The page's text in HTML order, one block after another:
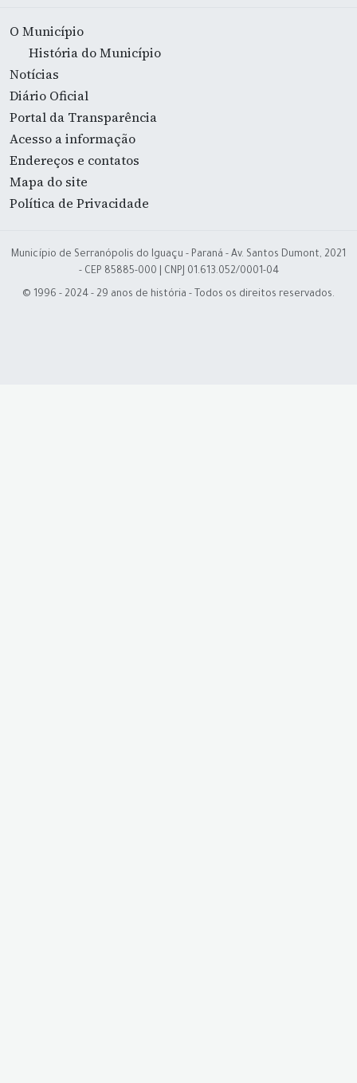
O Município
História do Município
Notícias
Diário Oficial
Portal da Transparência
Acesso a informação
Endereços e contatos
Mapa do site
Política de Privacidade
Município de Serranópolis do Iguaçu - Paraná - Av. Santos Dumont, 2021
- CEP 85885-000 | CNPJ 01.613.052/0001-04
© 1996 - 2024 - 29 anos de história - Todos os direitos reservados.